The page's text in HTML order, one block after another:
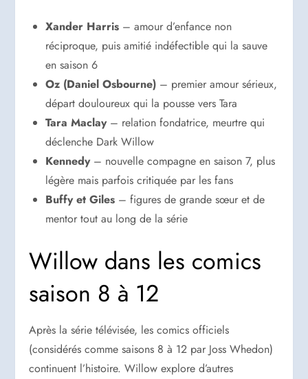
Xander Harris – amour d’enfance non
réciproque, puis amitié indéfectible qui la sauve
en saison 6
Oz (Daniel Osbourne) – premier amour sérieux,
départ douloureux qui la pousse vers Tara
Tara Maclay– relation fondatrice, meurtre qui
déclenche Dark Willow
Kennedy– nouvelle compagne en saison 7, plus
légère mais parfois critiquée par les fans
Buffy et Giles – figures de grande sœur et de
mentor tout au long de la série
Willow dans les comics
saison 8 à 12
Après la série télévisée, les comics officiels
(considérés comme saisons 8 à 12 par Joss Whedon)
continuent l’histoire. Willow explore d’autres